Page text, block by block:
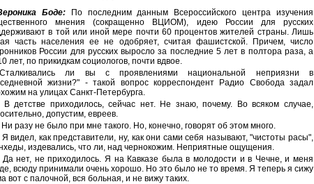
Боде:По последним данным Всероссийского центра изучения
мнения (сокращенно ВЦИОМ), идею России для русских
в той или иной мере почти 60 процентов жителей страны. Лишь
часть населения ее не одобряет, считая фашистской. Причем, число
России для русских выросло за последние 5 лет в полтора раза, а
лет, по прикидкам социологов, почти вдвое.
ли вы с проявлениями национальной неприязни в
жизни?" - такой вопрос корреспондент Радио Свобода задал
на улицах Санкт-Петербурга.
В детстве приходилось, сейчас нет. Не знаю, почему. Во всяком случае,
допустим, евреев.
Ни разу не было при мне такого. Но, конечно, говорят об этом много.
Я видел, как представители, ну, как они сами себя называют, "чистоты расы",
издевались, что ли, над чернокожим. Неприятные ощущения.
Да нет, не приходилось. Я на Кавказе была в молодости и в Чечне, и меня
всюду принимали очень хорошо. Но это было не то время. Я теперь я сижу
вот с палочной, вся больная, и не вижу таких.